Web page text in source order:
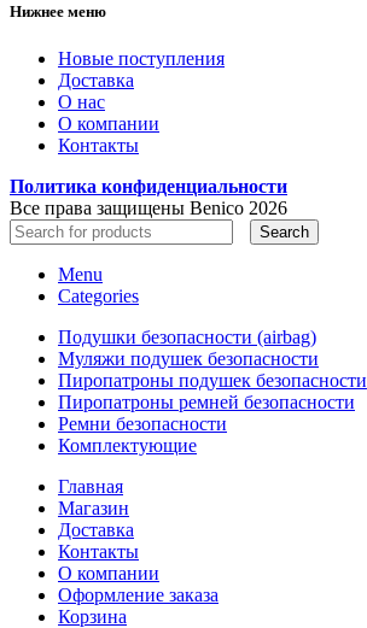
Нижнее меню
Новые поступления
Доставка
О нас
О компании
Контакты
Политика конфиденциальности
Все права защищены Benico 2026
Search
Menu
Categories
Подушки безопасности (airbag)
Муляжи подушек безопасности
Пиропатроны подушек безопасности
Пиропатроны ремней безопасности
Ремни безопасности
Комплектующие
Главная
Магазин
Доставка
Контакты
О компании
Оформление заказа
Корзина